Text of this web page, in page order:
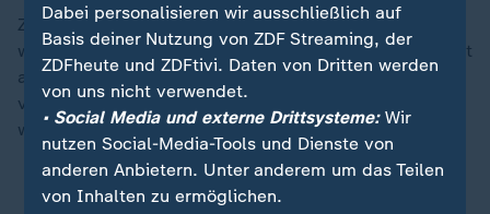
Zwar habe man versucht, der Drohnen "Herr zu
werden", habe das aber nicht geschafft. Sie seien nicht
abgeschossen worden und irgendwann wieder
verschwunden - ohne, dass Informationen gesammelt
worden seien.
Wie die Nato ihren Luftraum schützt
Dabei personalisieren wir ausschließlich auf
Basis deiner Nutzung von ZDF Streaming, der
ZDFheute und ZDFtivi. Daten von Dritten werden
von uns nicht verwendet.
• Social Media und externe Drittsysteme:Wir
nutzen Social-Media-Tools und Dienste von
anderen Anbietern. Unter anderem um das Teilen
von Inhalten zu ermöglichen.